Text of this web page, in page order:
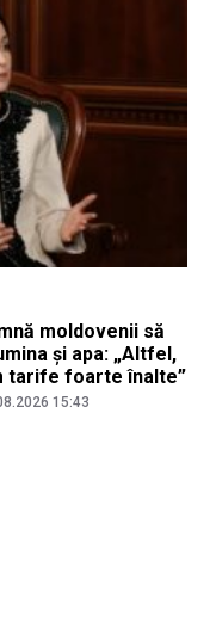
moldovenii să
și apa: „Altfel,
tarife foarte înalte”
15:43